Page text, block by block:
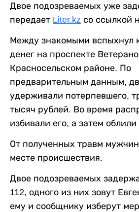
Двое подозреваемых уже
передает Liter.kz со ссылкой
Между знакомыми вспыхнул
денег на проспекте
Красносельском районе. По
предварительным данным,
удерживали потерпевшего,
тысяч рублей. Во время
избивали его, а затем
От полученных травм
месте происшествия.
Двое подозреваемых
112, одного из них зовут
ему и сообщнику изберут